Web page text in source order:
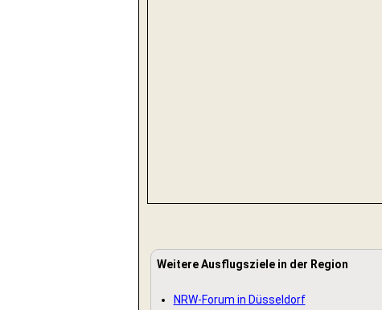
Weitere Ausflugsziele in der Region
NRW-Forum in Düsseldorf